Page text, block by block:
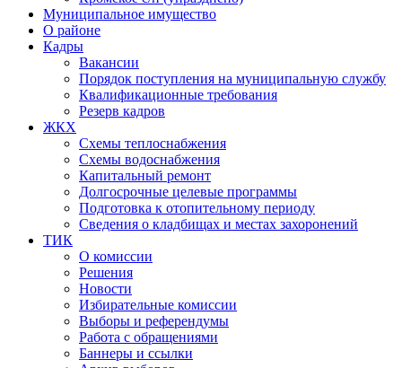
Муниципальное имущество
О районе
Кадры
Вакансии
Порядок поступления на муниципальную службу
Квалификационные требования
Резерв кадров
ЖКХ
Схемы теплоснабжения
Схемы водоснабжения
Капитальный ремонт
Долгосрочные целевые программы
Подготовка к отопительному периоду
Сведения о кладбищах и местах захоронений
ТИК
О комиссии
Решения
Новости
Избирательные комиссии
Выборы и референдумы
Работа с обращениями
Баннеры и ссылки